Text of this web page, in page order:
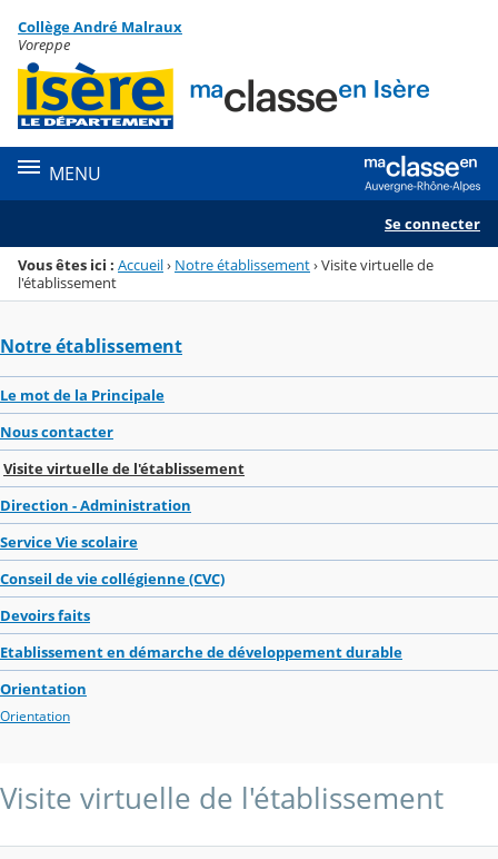
Menu de la rubrique
Contenu
Collège André Malraux
Voreppe
MENU
Se connecter
Vous êtes ici : Accueil› Notre établissement›Visite virtuelle de
l'établissement
Notre établissement
Le mot de la Principale
Nous contacter
Visite virtuelle de l'établissement
Direction - Administration
Service Vie scolaire
Conseil de vie collégienne (CVC)
Devoirs faits
Etablissement en démarche de développement durable
Orientation
Orientation
Visite virtuelle de l'établissement